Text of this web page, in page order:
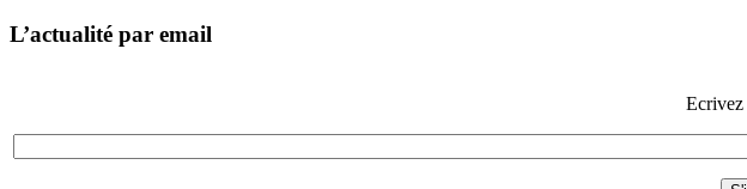
L’actualité par email
Ecrivez